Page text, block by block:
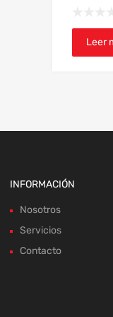
Leer
INFORMACIÓN
Nosotros
Servicios
Contacto